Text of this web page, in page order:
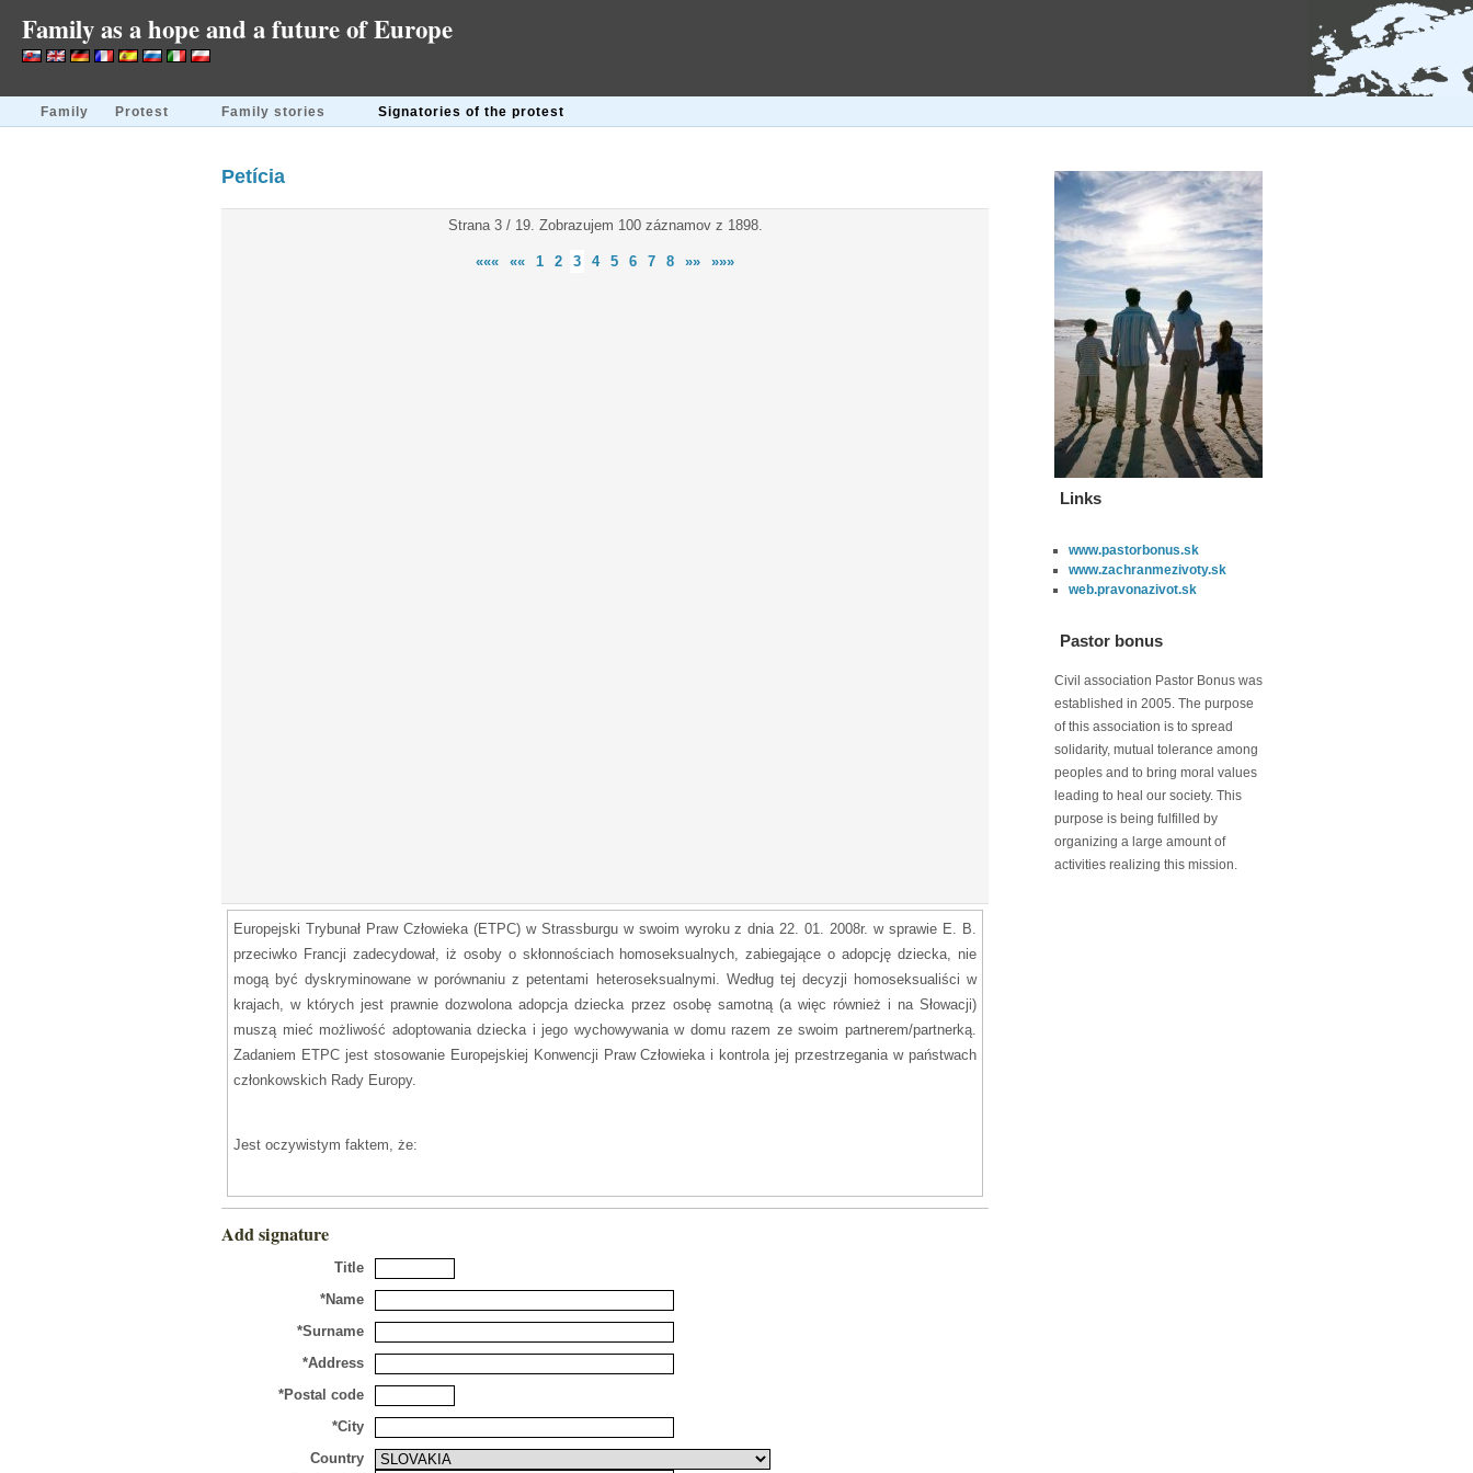
Family as a hope and a future of Europe
Family Protest Family stories Signatories of the protest
Links
www.pastorbonus.sk
www.zachranmezivoty.sk
web.pravonazivot.sk
Pastor bonus
Civil association Pastor Bonus was
established in 2005. The purpose
of this association is to spread
solidarity, mutual tolerance among
peoples and to bring moral values
leading to heal our society. This
purpose is being fulfilled by
organizing a large amount of
activities realizing this mission.
Petícia
Strana 3 / 19. Zobrazujem 100 záznamov z 1898.
««« «« 1 2 3 4 5 6 7 8 »» »»»
Europejski Trybunał Praw Człowieka (ETPC) w Strassburgu w swoim wyroku z dnia 22. 01. 2008r. w sprawie E. B.
przeciwko Francji zadecydował, iż osoby o skłonnościach homoseksualnych, zabiegające o adopcję dziecka, nie
mogą być dyskryminowane w porównaniu z petentami heteroseksualnymi. Według tej decyzji homoseksualiści w
krajach, w których jest prawnie dozwolona adopcja dziecka przez osobę samotną (a więc również i na Słowacji)
muszą mieć możliwość adoptowania dziecka i jego wychowywania w domu razem ze swoim partnerem/partnerką.
Zadaniem ETPC jest stosowanie Europejskiej Konwencji Praw Człowieka i kontrola jej przestrzegania w państwach
członkowskich Rady Europy.
Jest oczywistym faktem, że:
• Europejska Konwencja Praw Człowieka nigdzie nie porusza zagadnienia prawa homoseksualistów do ubiegania się
o adopcję;
• Demokratycznie legitymowane organy państw europejskich, które ratyfikowały konwencję, nie miały zamiaru
• W wielkiej większości państw członkowskich Rady Europy takie postanowienie nie miałoby szans przejścia przez
demokratyczny proces legislatywny;
• Sam ETPC jeszcze w 2002r. w wyroku Fretté przeciwko Francji przyznał państwom członkowskim prawo do
odrzucenia wniosku o adopcję z przyczyny homoseksualnego stylu życia petenta.
Oczywistym jest fakt, iż sędziowie ETPC bezpodstawnie stawiają się do pozycji ogólnoeuropejskiego prawodawcy i
Add signature
Title
*Name
*Surname
*Address
*Postal code
*City
Country